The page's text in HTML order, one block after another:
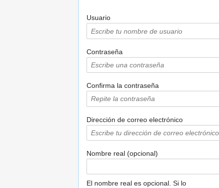
Usuario
Contraseña
Confirma la contraseña
Dirección de correo electrónico
Nombre real (opcional)
El nombre real es opcional. Si lo